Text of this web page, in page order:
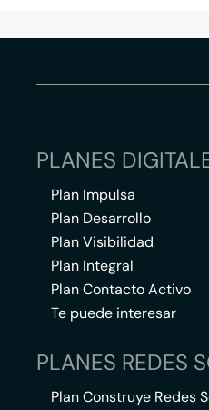
PLANES
Plan Impulsa
Plan Desarrollo
Plan Visibilidad
Plan Integral
Plan Contacto Activo
Te puede interesar
PLANES REDES
Plan Construye Redes